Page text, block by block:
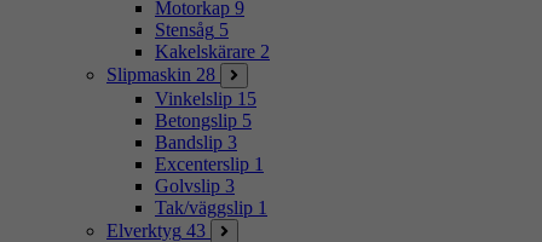
Motorkap 9
Stensåg 5
Kakelskärare 2
Slipmaskin 28
Vinkelslip 15
Betongslip 5
Bandslip 3
Excenterslip 1
Golvslip 3
Tak/väggslip 1
Elverktyg 43